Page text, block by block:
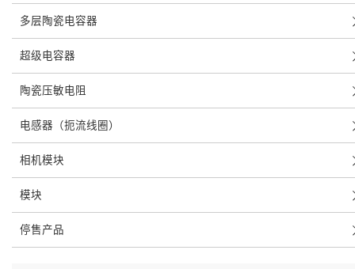
多层陶瓷电容器
超级电容器
陶瓷压敏电阻
电感器（扼流线圈）
相机模块
模块
停售产品